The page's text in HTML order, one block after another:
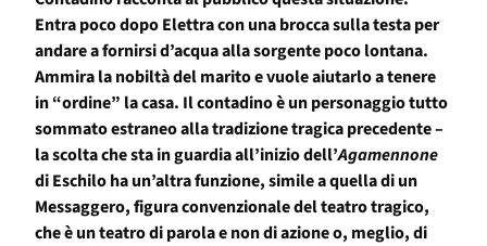
Entra poco dopo Elettra con una brocca sulla testa per
andare a fornirsi d’acqua alla sorgente poco lontana.
Ammira la nobiltà del marito e vuole aiutarlo a tenere
in “ordine” la casa. Il contadino è un personaggio tutto
sommato estraneo alla tradizione tragica precedente –
la scolta che sta in guardia all’inizio dell’Agamennone
di Eschilo ha un’altra funzione, simile a quella di un
Messaggero, figura convenzionale del teatro tragico,
che è un teatro di parola e non di azione o, meglio, di